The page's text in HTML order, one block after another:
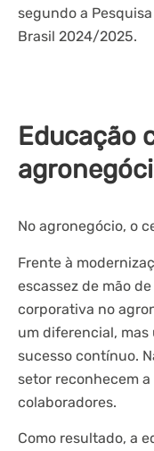
segundo a
Brasil 2024/2025.
Educação
No agronegócio, o
Frente à
escassez de mão
corporativa no
um diferencial,
sucesso contínuo.
setor reconhecem
colaboradores.
Como resultado, a